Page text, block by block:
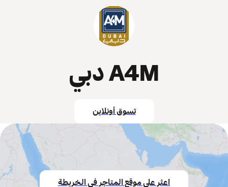
A4M دبي
تسوق أونلاين
اعثر على موقع المتاجر في الخريطة